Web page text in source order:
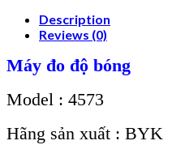
Description
Reviews (0)
Máy đo độ bóng
Model : 4573
Hãng sản xuất : BYK